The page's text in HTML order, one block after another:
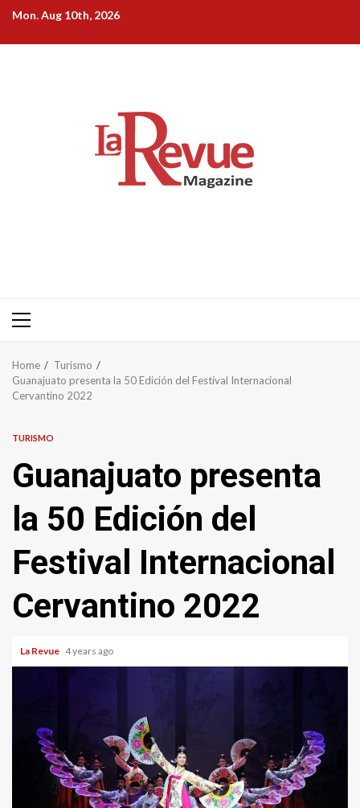
Skip
content
Mon. Aug 10th, 2026
Primary
Home
Turismo
Guanajuato presenta la 50 Edición del Festival Internacional
Cervantino 2022
TURISMO
Guanajuato presenta
la 50 Edición del
Festival Internacional
Cervantino 2022
La Revue 4 years ago